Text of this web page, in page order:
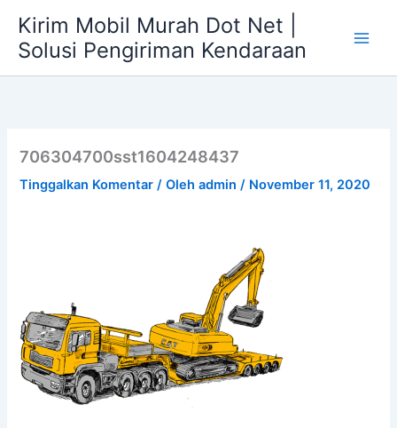
konten
Kirim Mobil Murah Dot Net |
Solusi Pengiriman Kendaraan
706304700sst1604248437
Tinggalkan Komentar / Olehadmin/ November 11, 2020